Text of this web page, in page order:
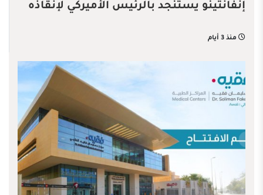
إنفانتينو يستنجد بالرئيس الأميركي لإنقاذه
منذ 3 أيام